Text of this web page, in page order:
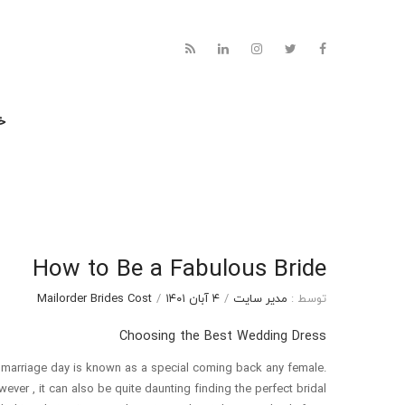
How to Be a Fabulous Bride
توسط : مدیر سایت / ۴ آبان ۱۴۰۱ /
Mailorder Brides Cost
Choosing the Best Wedding Dress
day is known as a special coming back any female.
, it can also be quite daunting finding the perfect bridal